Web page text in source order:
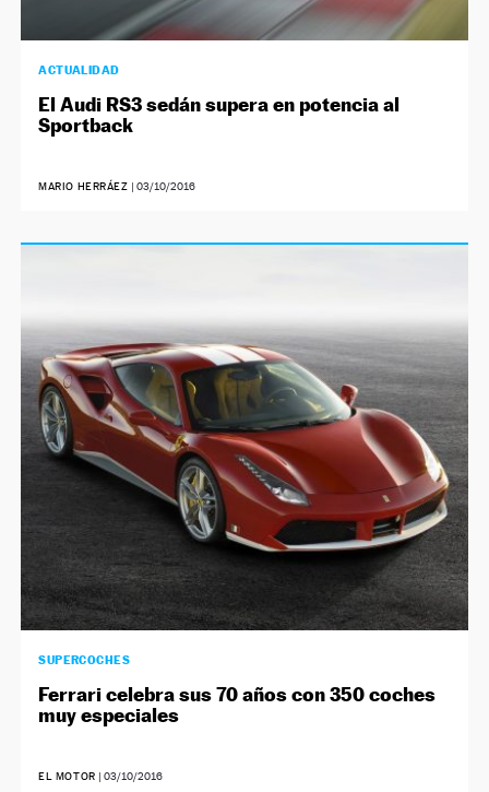
ACTUALIDAD
El Audi RS3 sedán supera en potencia al
Sportback
MARIO HERRÁEZ | 03/10/2016
SUPERCOCHES
Ferrari celebra sus 70 años con 350 coches
muy especiales
EL MOTOR | 03/10/2016